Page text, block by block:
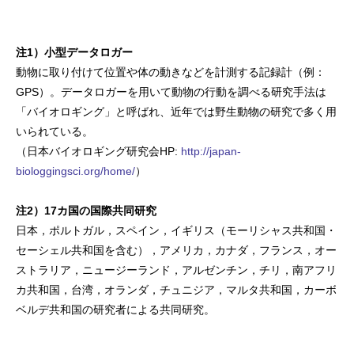
注1）小型データロガー
動物に取り付けて位置や体の動きなどを計測する記録計（例：
GPS）。データロガーを用いて動物の行動を調べる研究手法は
「バイオロギング」と呼ばれ、近年では野生動物の研究で多く用
いられている。
（日本バイオロギング研究会HP: http://japan-
biologgingsci.org/home/）
注2）17カ国の国際共同研究
日本，ポルトガル，スペイン，イギリス（モーリシャス共和国・
セーシェル共和国を含む），アメリカ，カナダ，フランス，オー
ストラリア，ニュージーランド，アルゼンチン，チリ，南アフリ
カ共和国，台湾，オランダ，チュニジア，マルタ共和国，カーボ
ベルデ共和国の研究者による共同研究。